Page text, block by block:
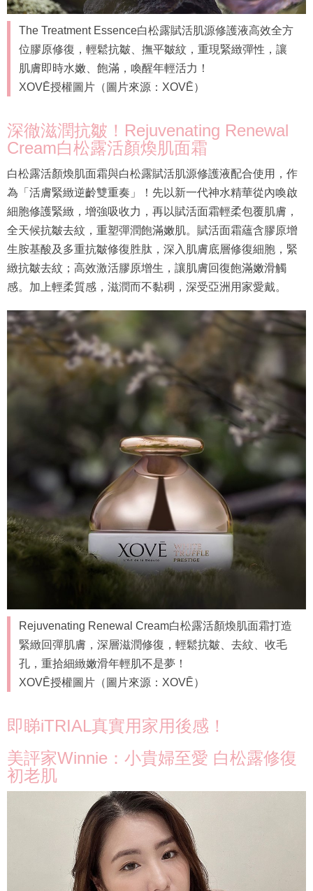
The Treatment Essence白松露賦活肌源修護液高效全方
位膠原修復，輕鬆抗皺、撫平皺紋，重現緊緻彈性，讓
肌膚即時水嫩、飽滿，喚醒年輕活力！
XOVĒ授權圖片（圖片來源：XOVĒ）
深徹滋潤抗皺！Rejuvenating Renewal
Cream白松露活顏煥肌面霜
白松露活顏煥肌面霜與白松露賦活肌源修護液配合使用，作
為「活膚緊緻逆齡雙重奏」！先以新一代神水精華從內喚啟
細胞修護緊緻，增強吸收力，再以賦活面霜輕柔包覆肌膚，
全天候抗皺去紋，重塑彈潤飽滿嫩肌。賦活面霜蘊含膠原增
生胺基酸及多重抗皺修復胜肽，深入肌膚底層修復細胞，緊
緻抗皺去紋；高效激活膠原增生，讓肌膚回復飽滿嫩滑觸
感。加上輕柔質感，滋潤而不黏稠，深受亞洲用家愛戴。
Rejuvenating Renewal Cream白松露活顏煥肌面霜打造
緊緻回彈肌膚，深層滋潤修復，輕鬆抗皺、去紋、收毛
孔，重拾細緻嫩滑年輕肌不是夢！
XOVĒ授權圖片（圖片來源：XOVĒ）
即睇iTRIAL真實用家用後感！
美評家Winnie：小貴婦至愛 白松露修復
初老肌